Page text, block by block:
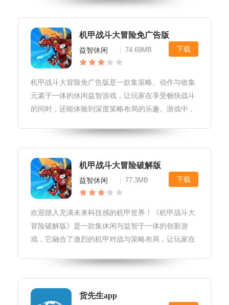
选择，更通过破解版内置的菜单系统，为玩家提供无
限可能，让游戏体验更加自由与畅快
机甲战斗大冒险免广告版
益智休闲 74.69MB 下载
机甲战斗大冒险免广告版是一款集策略、动作与收集
元素于一体的休闲益智游戏，让玩家在享受畅快战斗
的同时，还能体验到深度策略布局的乐趣。游戏中，
战车，穿梭于未来世界的各个战场，完成一系列惊险
刺激的冒险任务。机甲战斗大冒险
机甲战斗大冒险破解版
益智休闲 77.3MB 下载
欢迎踏入充满未来科技感的机甲世界！《机甲战斗大
冒险破解版》是一款集休闲与益智于一体的创新游
戏，它融合了激烈的机甲对战与策略布局，让玩家在
在这个破解版中，你将解锁所有机甲与装备，无限制
地探索与挑战，开启一场前所未有的
货先生app